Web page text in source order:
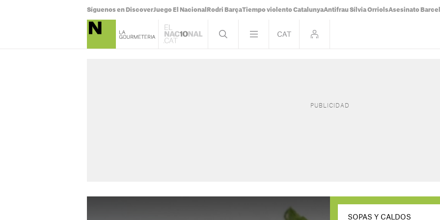
Síguenos en DiscoverJuego El Nacional Rodri BarçaTiempo violento CatalunyaAntifrau Sílvia OrriolsAsesinato
SOPAS Y CALDOS